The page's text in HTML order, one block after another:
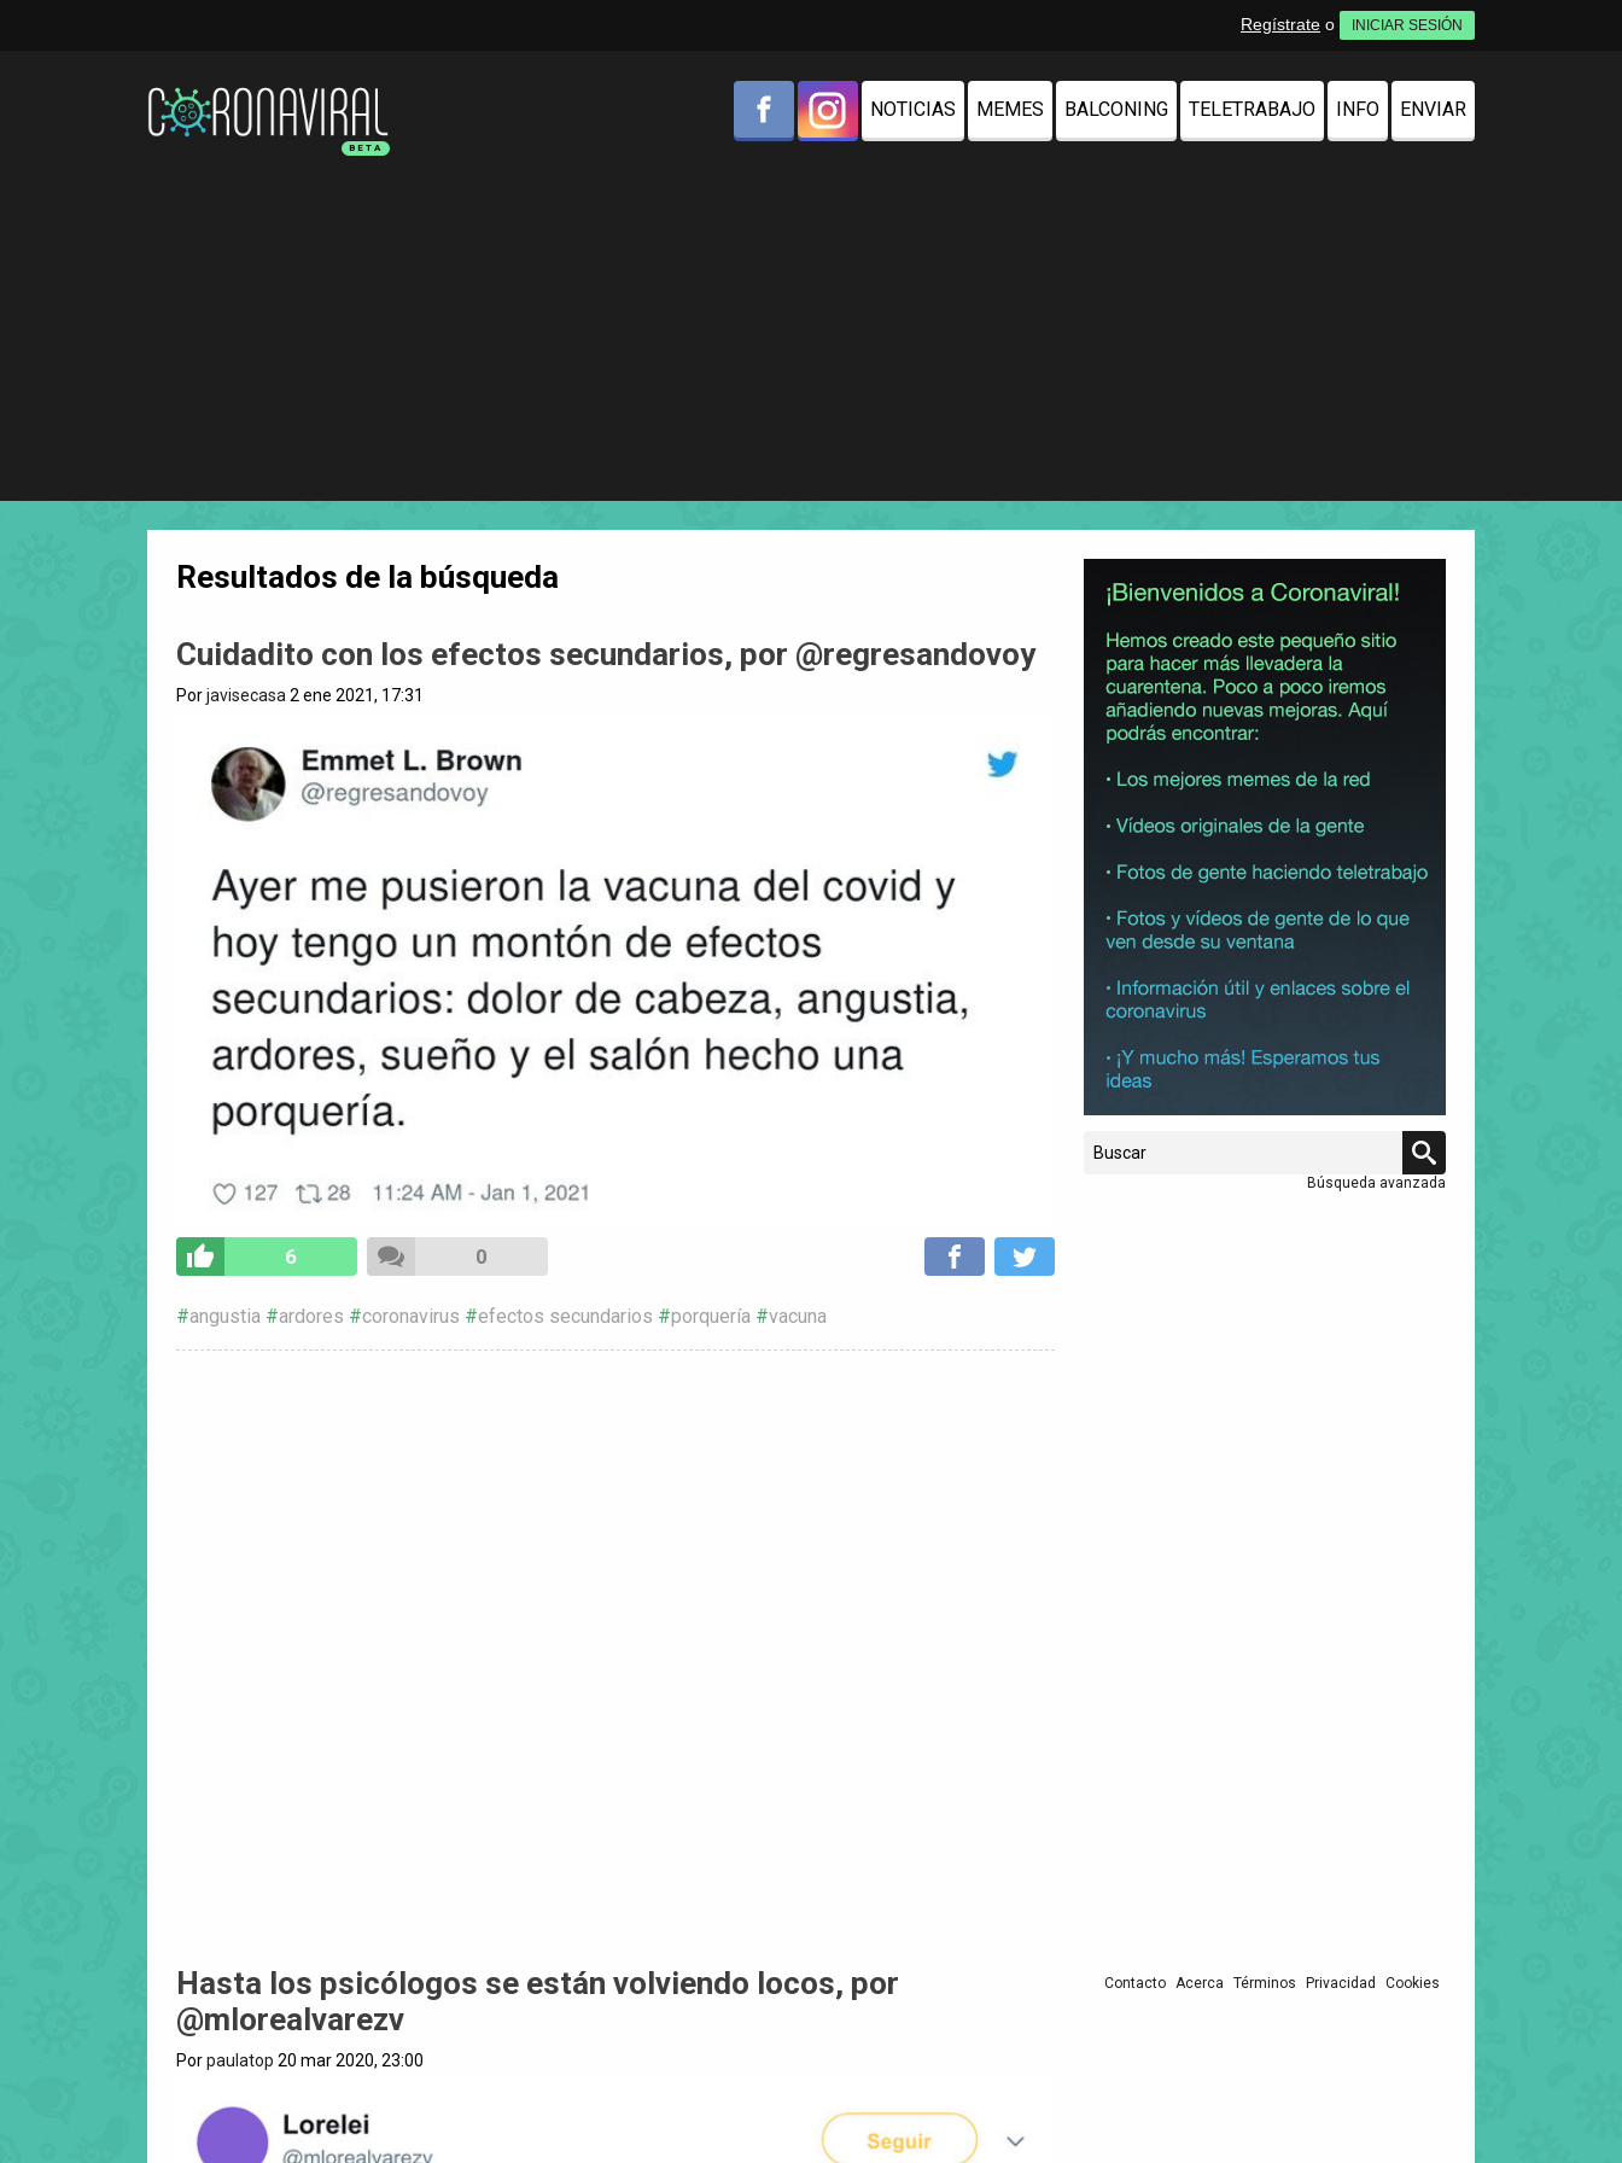
Regístrate o INICIAR SESIÓN
NOTICIAS MEMES BALCONING TELETRABAJO INFO ENVIAR
Resultados de la búsqueda
Cuidadito con los efectos secundarios, por @regresandovoy
Porjavisecasa 2 ene 2021, 17:31
6 0
angustia ardores coronavirus efectos secundarios porquería vacuna
Hasta los psicólogos se están volviendo locos, por
@mlorealvarezv
Porpaulatop 20 mar 2020, 23:00
Búsqueda avanzada
Contacto Acerca Términos Privacidad Cookies